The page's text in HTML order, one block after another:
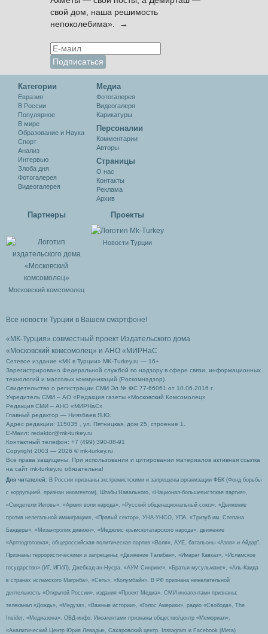
свой дом, наша решимость
непоколебима». →
Категории
Евразия
В России
Популярное
В мире
Образование и Наука
Спорт
Анализ
Интервью
Злоба дня
Фотогалерея
Видеогалерея
Медиа
Фотогалерея
Видеогалеря
Карикатуры
Персоналии
Комментарии
Авторы
Cтраницы
О нас
Контакты
Реклама
Архив
Партнеры
Московский комсомолец
Проекты
Новости Турции
Все новости Турции в Вашем смартфоне!
«МК-Турция» совместный проект Издательского дома
«Московский комсомолец» и АНО «МИРНаС
Сетевое издание «МК в Турции» MK-Turkey.ru — 16+
Зарегистрировано Федеральной службой по надзору в сфере связи, информационных
технологий и массовых коммуникаций (Роскомнадзор).
Свидетельство о регистрации СМИ Эл № ФС 77-66061 от 10.06.2016 г.
Учредитель СМИ – АО «Редакция газеты «Московский Комсомолец»
Редакция СМИ – АНО «МИРНаС»
Главный редактор — Ниязбаев Я.Ю.
Адрес редакции: 115035 , ул. Пятницкая, дом 25, строение 1.
Е-Маил: redaktor@mk-turkey.ru
Контактный телефон: +7 (499) 390-08-91
Copyright 2003 — 2026 © mk-turkey.ru
Все права защищены. При использовании и цитировании материалов активная ссылка
на сайт mk-turkey.ru обязательна!
Для читателей : В России признаны экстремистскими и запрещены организации ФБК (Фонд борьбы
с коррупцией, признан иноагентом), Штабы Навального, «Национал-большевистская партия»,
«Свидетели Иеговы», «Армия воли народа», «Русский общенациональный союз», «Движение
против нелегальной иммиграции», «Правый сектор», УНА-УНСО, УПА, «Тризуб им. Степана
Бандеры», «Мизантропик дивижн», «Меджлис крымскотатарского народа», движение
«Артподготовка», общероссийская политическая партия «Воля», АУЕ, батальоны «Азов» и Айдар″.
Признаны террористическими и запрещены: «Движение Талибан», «Имарат Кавказ», «Исламское
государство» (ИГ, ИГИЛ), Джебхад-ан-Нусра, «АУМ Синрике», «Братья-мусульмане», «Аль-Каида
в странах исламского Магриба», «Сеть», «Колумбайн». В РФ признана нежелательной
деятельность «Открытой России», издания «Проект Медиа». СМИ-иноагентами признаны:
телеканал «Дождь», «Медуза», «Важные истории», «Голос Америки», радио «Свобода», The
Insider, «Медиазона», ОВД-инфо. Иноагентами признаны общество/центр «Мемориал»,
«Аналитический Центр Юрия Левады», Сахаровский центр. Instagram и Facebook (Metа)